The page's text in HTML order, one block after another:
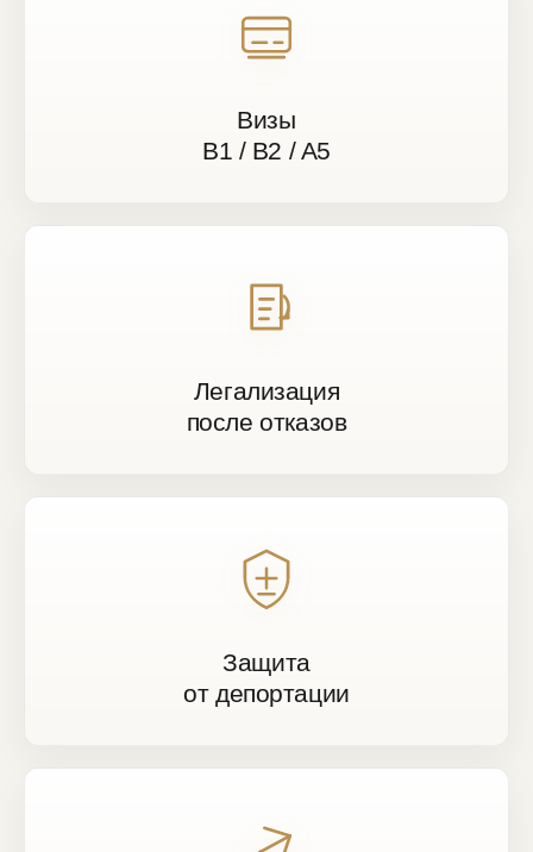
Визы
B1 / B2 / A5
Легализация
после отказов
Защита
от депортации